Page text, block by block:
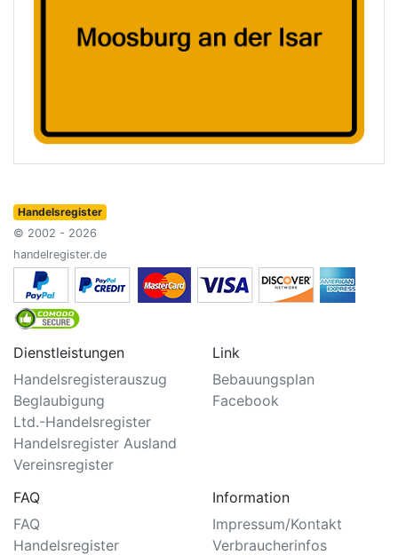
Handelsregister
© 2002 - 2026
handelregister.de
Dienstleistungen
Handelsregisterauszug
Beglaubigung
Ltd.-Handelsregister
Handelsregister Ausland
Vereinsregister
Link
Bebauungsplan
Facebook
FAQ
FAQ
Handelsregister
Information
Impressum/Kontakt
Verbraucherinfos